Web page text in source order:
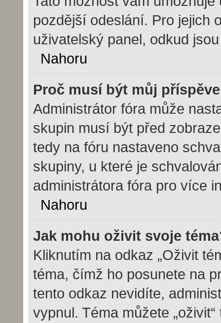
pozdější odeslání. Pro jejich
uživatelský panel, odkud
Nahoru
Proč musí být můj
Administrátor fóra může
skupin musí být před
tedy na fóru nastaveno
skupiny, u které je
administrátora fóra pro více
Nahoru
Jak mohu oživit svoje
Kliknutím na odkaz „Oživit
téma, čímž ho posunete na
tento odkaz nevidíte,
vypnul. Téma můžete